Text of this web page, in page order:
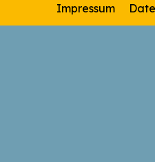
Impressum